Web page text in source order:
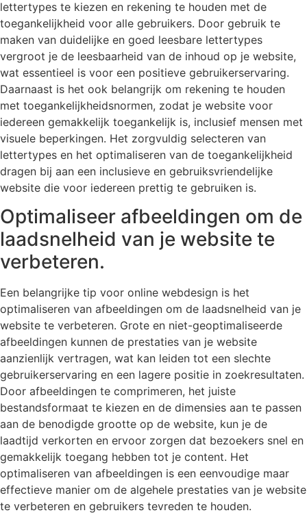
lettertypes te kiezen en rekening te houden met de
toegankelijkheid voor alle gebruikers. Door gebruik te
maken van duidelijke en goed leesbare lettertypes
vergroot je de leesbaarheid van de inhoud op je website,
wat essentieel is voor een positieve gebruikerservaring.
Daarnaast is het ook belangrijk om rekening te houden
met toegankelijkheidsnormen, zodat je website voor
iedereen gemakkelijk toegankelijk is, inclusief mensen met
visuele beperkingen. Het zorgvuldig selecteren van
lettertypes en het optimaliseren van de toegankelijkheid
dragen bij aan een inclusieve en gebruiksvriendelijke
website die voor iedereen prettig te gebruiken is.
Optimaliseer afbeeldingen om de
laadsnelheid van je website te
verbeteren.
Een belangrijke tip voor online webdesign is het
optimaliseren van afbeeldingen om de laadsnelheid van je
website te verbeteren. Grote en niet-geoptimaliseerde
afbeeldingen kunnen de prestaties van je website
aanzienlijk vertragen, wat kan leiden tot een slechte
gebruikerservaring en een lagere positie in zoekresultaten.
Door afbeeldingen te comprimeren, het juiste
bestandsformaat te kiezen en de dimensies aan te passen
aan de benodigde grootte op de website, kun je de
laadtijd verkorten en ervoor zorgen dat bezoekers snel en
gemakkelijk toegang hebben tot je content. Het
optimaliseren van afbeeldingen is een eenvoudige maar
effectieve manier om de algehele prestaties van je website
te verbeteren en gebruikers tevreden te houden.